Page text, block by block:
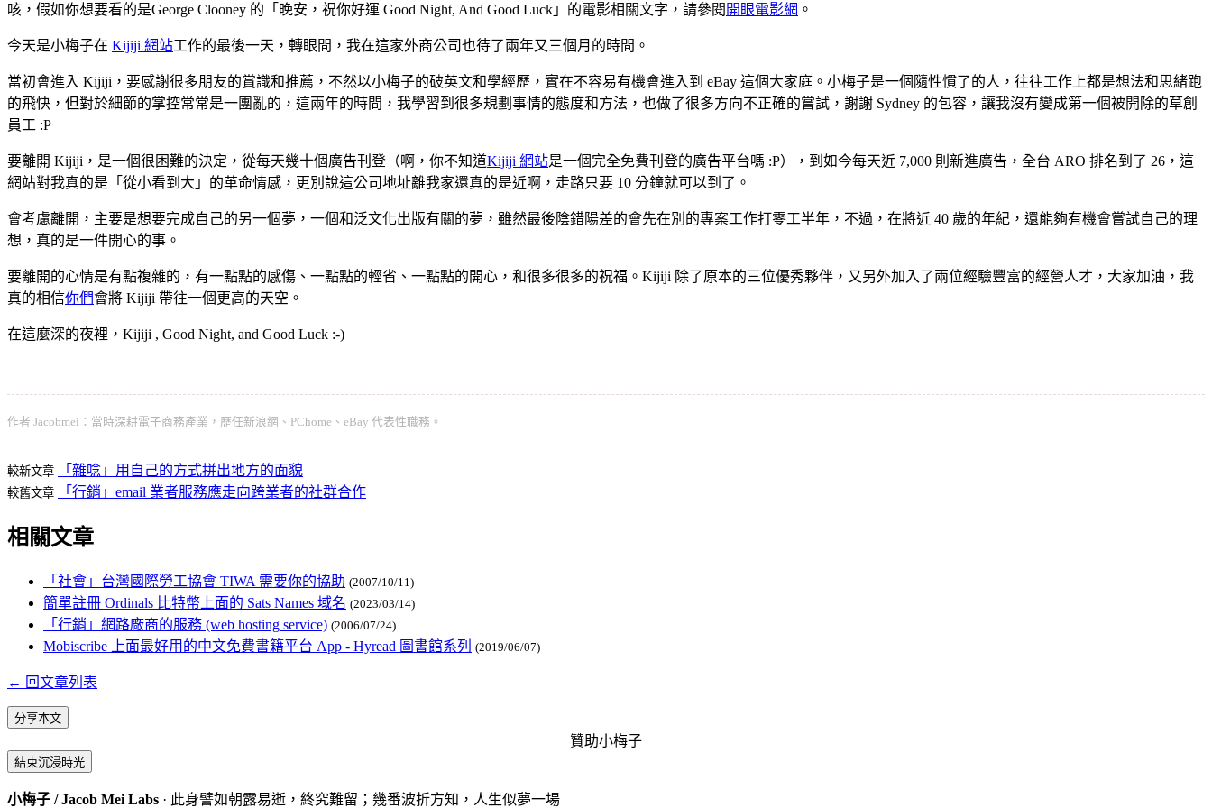
咳，假如你想要看的是George Clooney 的「晚安，祝你好運 Good Night, And Good Luck」的電影相關文字，請參閱 開眼電影網 。
今天是小梅子在 Kijiji 網站工作的最後一天，轉眼間，我在這家外商公司也待了兩年又三個月的時間。
當初會進入 Kijiji，要感謝很多朋友的賞識和推薦，不然以小梅子的破英文和學經歷，實在不容易有機會進入到 eBay 這個大家庭。小梅子是一個隨性慣了的人，往往工作上都是想法和思緒跑
的飛快，但對於細節的掌控常常是一團亂的，這兩年的時間，我學習到很多規劃事情的態度和方法，也做了很多方向不正確的嘗試，謝謝 Sydney 的包容，讓我沒有變成第一個被開除的草創
員工 :P
要離開 Kijiji，是一個很困難的決定，從每天幾十個廣告刊登（啊，你不知道Kijiji 網站是一個完全免費刊登的廣告平台嗎 :P），到如今每天近 7,000 則新進廣告，全台 ARO 排名到了 26，這
網站對我真的是「從小看到大」的革命情感，更別說這公司地址離我家還真的是近啊，走路只要 10 分鐘就可以到了。
會考慮離開，主要是想要完成自己的另一個夢，一個和泛文化出版有關的夢，雖然最後陰錯陽差的會先在別的專案工作打零工半年，不過，在將近 40 歲的年紀，還能夠有機會嘗試自己的理
想，真的是一件開心的事。
要離開的心情是有點複雜的，有一點點的感傷、一點點的輕省、一點點的開心，和很多很多的祝福。Kijiji 除了原本的三位優秀夥伴，又另外加入了兩位經驗豐富的經營人才，大家加油，我
真的相信你們會將 Kijiji 帶往一個更高的天空。
在這麼深的夜裡，Kijiji , Good Night, and Good Luck :-)
作者 Jacobmei：當時深耕電子商務產業，歷任新浪網、PChome、eBay 代表性職務。
較新文章 「雜唸」用自己的方式拼出地方的面貌
較舊文章 「行銷」email 業者服務應走向跨業者的社群合作
相關文章
「社會」台灣國際勞工協會 TIWA 需要你的協助 (2007/10/11)
簡單註冊 Ordinals 比特幣上面的 Sats Names 域名 (2023/03/14)
「行銷」網路廠商的服務 (web hosting service) (2006/07/24)
Mobiscribe 上面最好用的中文免費書籍平台 App - Hyread 圖書館系列 (2019/06/07)
← 回文章列表
分享本文
贊助小梅子
結束沉浸時光
小梅子 / Jacob Mei Labs · 此身譬如朝露易逝，終究難留；幾番波折方知，人生似夢一場